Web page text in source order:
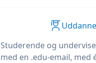
Studerende og
med en .edu-email, med